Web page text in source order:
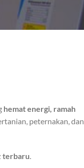
hemat energi, ramah
peternakan, dan
terbaru.